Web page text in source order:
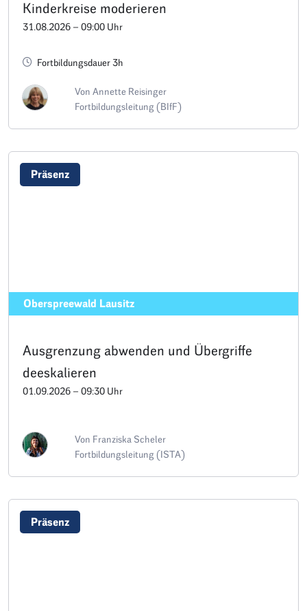
Kinderkreise moderieren
31.08.2026 – 09:00 Uhr
Fortbildungsdauer 3h
Von Annette Reisinger
Fortbildungsleitung (BIfF)
Präsenz
Oberspreewald Lausitz
Ausgrenzung abwenden und Übergriffe
deeskalieren
01.09.2026 – 09:30 Uhr
Von Franziska Scheler
Fortbildungsleitung (ISTA)
Präsenz